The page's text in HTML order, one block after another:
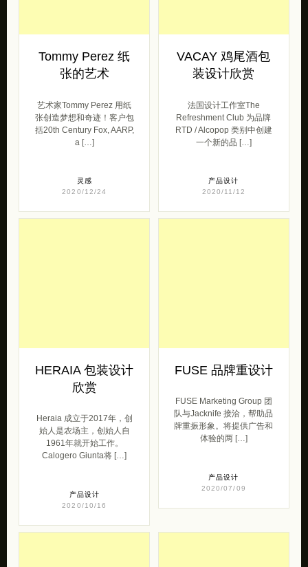
Tommy Perez 纸
张的艺术
艺术家Tommy Perez 用纸
张创造梦想和奇迹！客户包
括20th Century Fox, AARP,
a […]
灵感
2020/12/24
VACAY 鸡尾酒包
装设计欣赏
法国设计工作室The
Refreshment Club 为品牌
RTD / Alcopop 类别中创建
一个新的品 […]
产品设计
2020/11/12
HERAIA 包装设计
欣赏
Heraia 成立于2017年，创
始人是农场主，创始人自
1961年就开始工作。
Calogero Giunta将 […]
产品设计
2020/10/16
FUSE 品牌重设计
FUSE Marketing Group 团
队与Jacknife 接洽，帮助品
牌重振形象。将提供广告和
体验的两 […]
产品设计
2020/07/09